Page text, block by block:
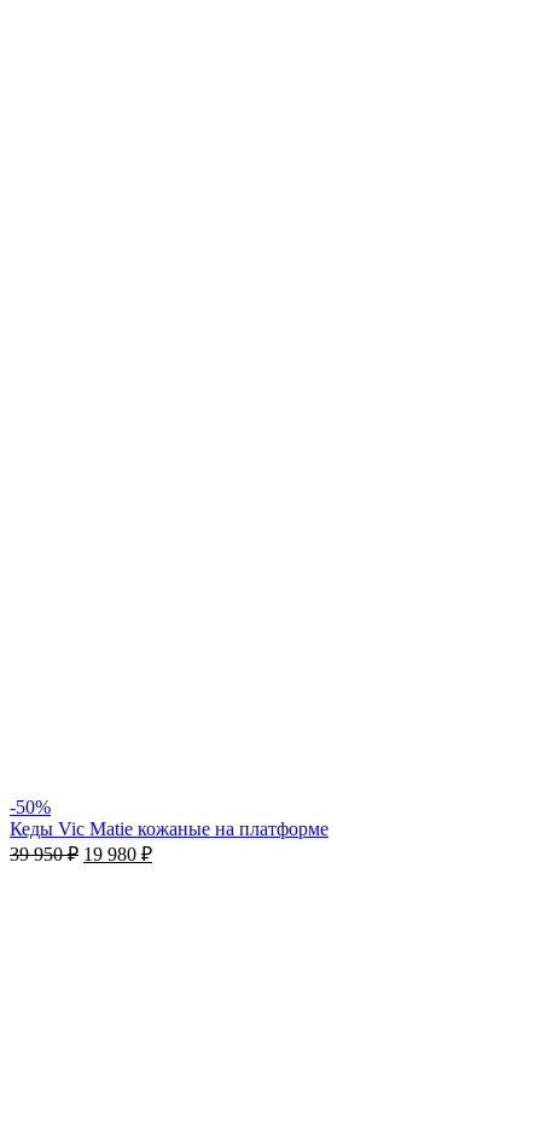
-50%
Кеды Vic Matie кожаные на платформе
39 950₽ 19 980 ₽